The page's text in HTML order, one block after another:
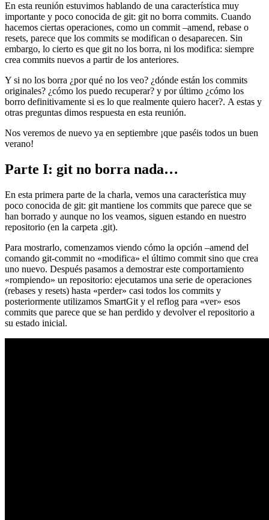
En esta reunión estuvimos hablando de una característica muy
importante y poco conocida de git: git no borra commits. Cuando
hacemos ciertas operaciones, como un commit –amend, rebase o
resets, parece que los commits se modifican o desaparecen. Sin
embargo, lo cierto es que git no los borra, ni los modifica: siempre
crea commits nuevos a partir de los anteriores.
Y si no los borra ¿por qué no los veo? ¿dónde están los commits
originales? ¿cómo los puedo recuperar? y por último ¿cómo los
borro definitivamente si es lo que realmente quiero hacer?. A estas y
otras preguntas dimos respuesta en esta reunión.
Nos veremos de nuevo ya en septiembre ¡que paséis todos un buen
verano!
Parte I: git no borra nada…
En esta primera parte de la charla, vemos una característica muy
poco conocida de git: git mantiene los commits que parece que se
han borrado y aunque no los veamos, siguen estando en nuestro
repositorio (en la carpeta .git).
Para mostrarlo, comenzamos viendo cómo la opción –amend del
comando git-commit no «modifica» el último commit sino que crea
uno nuevo. Después pasamos a demostrar este comportamiento
«rompiendo» un repositorio: ejecutamos una serie de operaciones
(rebases y resets) hasta «perder» casi todos los commits y
posteriormente utilizamos SmartGit y el reflog para «ver» esos
commits que parece que se han perdido y devolver el repositorio a
su estado inicial.